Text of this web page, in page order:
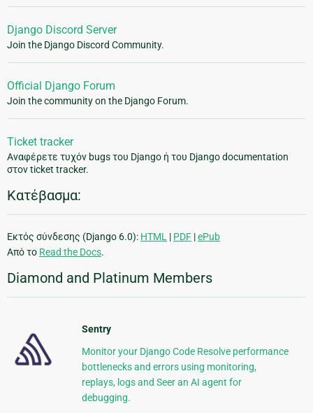
Django Discord Server
Join the Django Discord Community.
Official Django Forum
Join the community on the Django Forum.
Ticket tracker
Αναφέρετε τυχόν bugs του Django ή του Django documentation
στον ticket tracker.
Κατέβασμα:
Εκτός σύνδεσης (Django 6.0): HTML | PDF |ePub
Από το Read the Docs.
Diamond and Platinum Members
Sentry
Monitor your Django Code Resolve performance
bottlenecks and errors using monitoring,
replays, logs and Seer an AI agent for
debugging.